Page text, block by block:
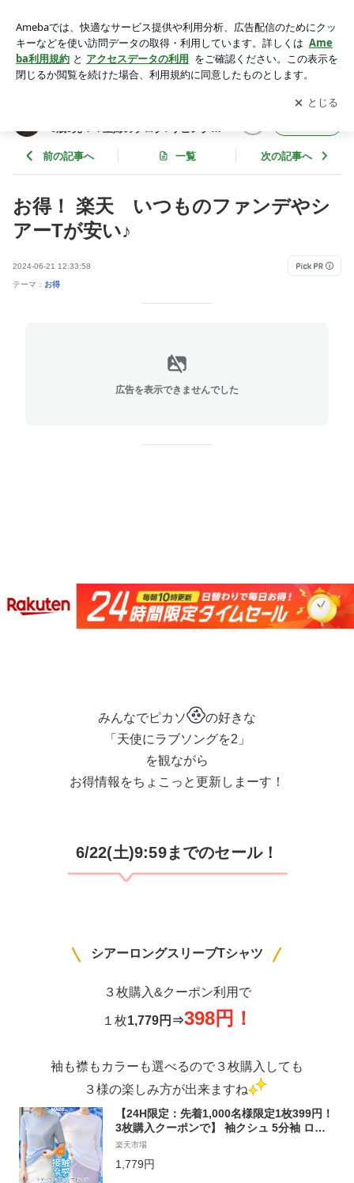
トレが好き！料理が苦手な40歳5児ママ主婦のブログ♪リビン
グ集合〜！！
アプリをダウンロードして ブログの更新通知
を受け取りまし
ょう。
開く
0歳5児ママ主婦のブログ♪リビング集
前の記事へ 一覧 次の記事へ
お得！ 楽天 いつものファンデやシ
アーTが安い♪
2024-06-21 12:33:58
テーマ： お得
広告を表示できませんでした
みんなでピカソ
の好きな
「天使にラブソングを2」
を観ながら
お得情報をちょこっと更新しまーす！
6/22(土)9:59までのセール！
シアーロングスリーブTシャツ
３枚購入&クーポン利用で
１枚1,779円⇒398円！
袖も襟もカラーも選べるので３枚購入しても
３様の楽しみ方が出来ますね
【24H限定：先着1,000名様限定1枚399円！
3枚購入クーポンで】 袖クシュ 5分袖 ロンT
レイヤード シアー トップス tシャツ 長袖 半
袖 重ね着 シアートップス Uネック インナー
白 無地 クルーネック 体型カバー【 シアー
楽天市場
1,779円